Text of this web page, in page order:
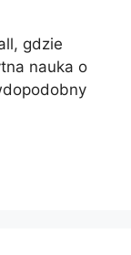
gdzie
nauka o